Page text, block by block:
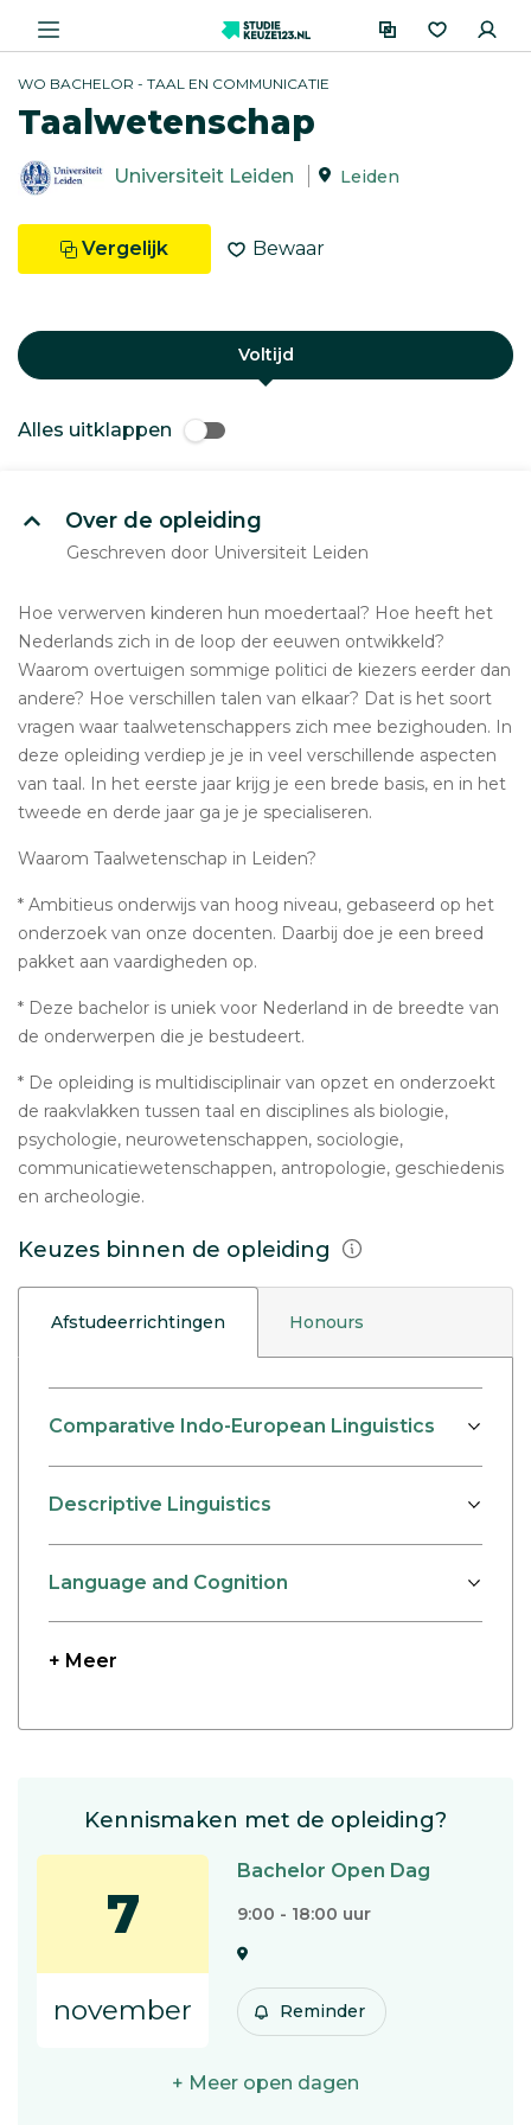
WO BACHELOR - TAAL EN COMMUNICATIE
Taalwetenschap
Universiteit Leiden Leiden
Vergelijk Bewaar
Voltijd
Alles uitklappen
Over de opleiding
Geschreven door Universiteit Leiden
Hoe verwerven kinderen hun moedertaal? Hoe heeft het
Nederlands zich in de loop der eeuwen ontwikkeld?
Waarom overtuigen sommige politici de kiezers eerder dan
andere? Hoe verschillen talen van elkaar? Dat is het soort
vragen waar taalwetenschappers zich mee bezighouden. In
deze opleiding verdiep je je in veel verschillende aspecten
van taal. In het eerste jaar krijg je een brede basis, en in het
tweede en derde jaar ga je je specialiseren.
Waarom Taalwetenschap in Leiden?
* Ambitieus onderwijs van hoog niveau, gebaseerd op het
onderzoek van onze docenten. Daarbij doe je een breed
pakket aan vaardigheden op.
* Deze bachelor is uniek voor Nederland in de breedte van
de onderwerpen die je bestudeert.
* De opleiding is multidisciplinair van opzet en onderzoekt
de raakvlakken tussen taal en disciplines als biologie,
psychologie, neurowetenschappen, sociologie,
communicatiewetenschappen, antropologie, geschiedenis
en archeologie.
Keuzes binnen de opleiding
Afstudeerrichtingen Honours
Comparative Indo-European Linguistics
Descriptive Linguistics
Language and Cognition
+ Meer
Kennismaken met de opleiding?
7
november
Bachelor Open Dag
9:00 - 18:00 uur
Reminder
+ Meer open dagen